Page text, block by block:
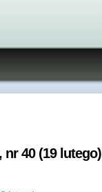
nr 40 (19 lutego)